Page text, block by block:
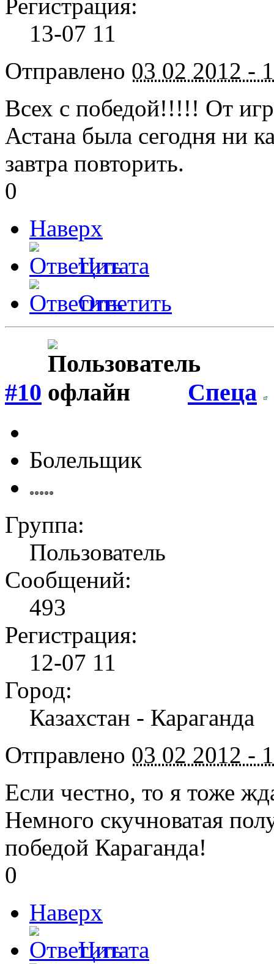
Регистрация:
13-07 11
Отправлено 03 02 2012 -
Всех с победой!!!!! От
Астана была сегодня ни
завтра повторить.
0
Наверх
Цитата
Ответить
#10 Спеца
Болельщик
Группа:
Пользователь
Сообщений:
493
Регистрация:
12-07 11
Город:
Казахстан - Караганда
Отправлено 03 02 2012 -
Если честно, то я тоже
Немного скучноватая
победой Караганда!
0
Наверх
Цитата